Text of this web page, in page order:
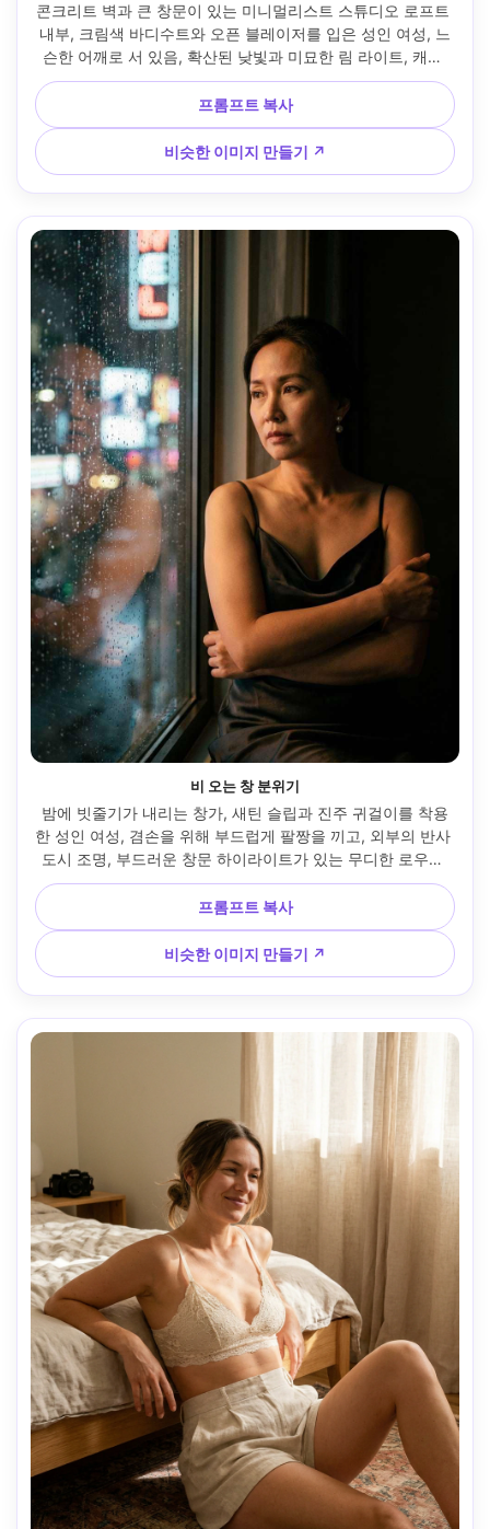
콘크리트 벽과 큰 창문이 있는 미니멀리스트 스튜디오 로프트
내부, 크림색 바디수트와 오픈 블레이저를 입은 성인 여성, 느
슨한 어깨로 서 있음, 확산된 낮빛과 미묘한 림 라이트, 캐논
R5, 35mm f/1.8, 전신 세로 4:5, 통풍이 잘되는 편집 분위기,
자연스러운 그림자, 사실적인 패브릭 드레이프, 고해상도 --ar
4:5
프롬프트 복사
비슷한 이미지 만들기 ↗
비 오는 창 분위기
밤에 빗줄기가 내리는 창가, 새틴 슬립과 진주 귀걸이를 착용
한 성인 여성, 겸손을 위해 부드럽게 팔짱을 끼고, 외부의 반사
도시 조명, 부드러운 창문 하이라이트가 있는 무디한 로우키
조명, 소니 A7IV, 85mm f/1.4, 타이트한 반체 구성, 미묘한 필
름 그레인 질감, 사실적인 피부 톤, 날카로운 초점 --ar 4:5
프롬프트 복사
비슷한 이미지 만들기 ↗